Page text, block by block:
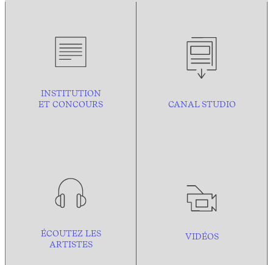
INSTITUTION
ET CONCOURS
CANAL STUDIO
ÉCOUTEZ LES
ARTISTES
VIDÉOS